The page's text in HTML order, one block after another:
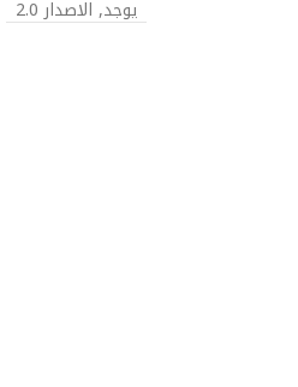
يوجد, الاصدار 2.0